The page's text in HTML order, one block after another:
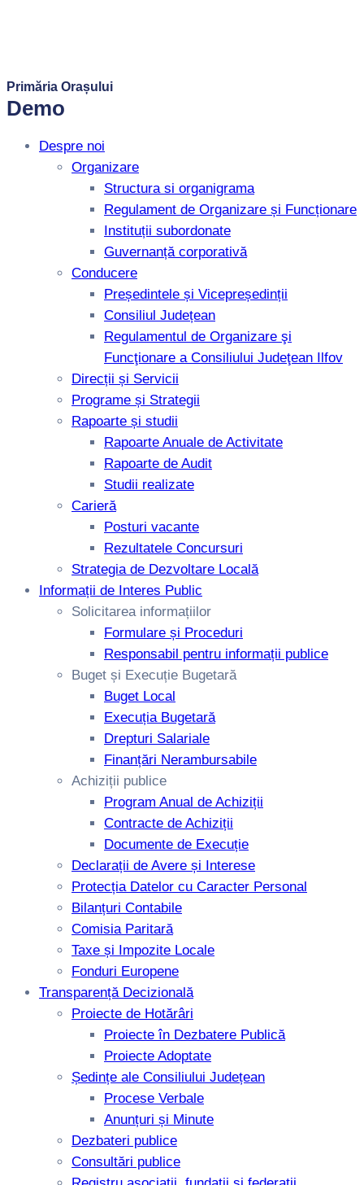
Primăria Orașului
Demo
Despre noi
Organizare
Structura si organigrama
Regulament de Organizare și Funcționare
Instituții subordonate
Guvernanță corporativă
Conducere
Președintele și Vicepreședinții
Consiliul Județean
Regulamentul de Organizare şi
Funcţionare a Consiliului Judeţean Ilfov
Direcții și Servicii
Programe și Strategii
Rapoarte și studii
Rapoarte Anuale de Activitate
Rapoarte de Audit
Studii realizate
Carieră
Posturi vacante
Rezultatele Concursuri
Strategia de Dezvoltare Locală
Informații de Interes Public
Solicitarea informațiilor
Formulare și Proceduri
Responsabil pentru informații publice
Buget și Execuție Bugetară
Buget Local
Execuția Bugetară
Drepturi Salariale
Finanțări Nerambursabile
Achiziții publice
Program Anual de Achiziții
Contracte de Achiziții
Documente de Execuție
Declarații de Avere și Interese
Protecția Datelor cu Caracter Personal
Bilanțuri Contabile
Comisia Paritară
Taxe și Impozite Locale
Fonduri Europene
Transparență Decizională
Proiecte de Hotărâri
Proiecte în Dezbatere Publică
Proiecte Adoptate
Ședințe ale Consiliului Județean
Procese Verbale
Anunțuri și Minute
Dezbateri publice
Consultări publice